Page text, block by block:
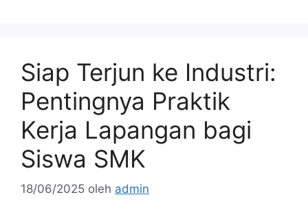
Siap Terjun ke Industri:
Pentingnya Praktik
Kerja Lapangan bagi
Siswa SMK
18/06/2025 oleh admin